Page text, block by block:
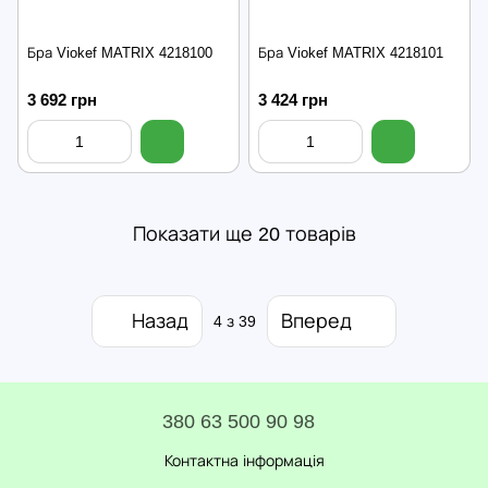
Бра Viokef MATRIX 4218100
3 692 грн
Бра Viokef MATRIX 4218101
3 424 грн
Показати ще 20 товарів
Назад 4 з 39 Вперед
380 63 500 90 98
Контактна інформація